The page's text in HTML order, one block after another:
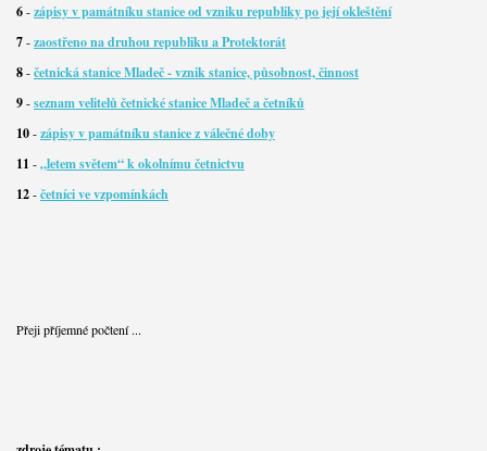
6-zápisy v památníku stanice od vzniku republiky po její okleštění
7-zaostřeno na druhou republiku a Protektorát
8-četnická stanice Mladeč - vznik stanice, působnost, činnost
9-seznam velitelů četnické stanice Mladeč a četníků
10-zápisy v památníku stanice z válečné doby
11 -„letem světem“ k okolnímu četnictvu
12-četníci ve vzpomínkách
Přeji příjemné počtení ...